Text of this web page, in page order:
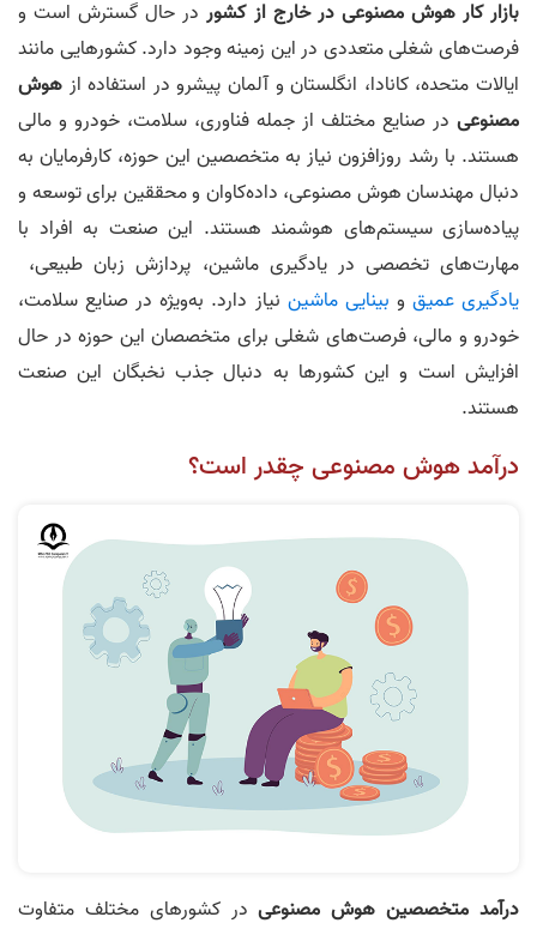
بازار کار هوش مصنوعی در خارج از کشوردر حال گسترش است و
فرصت‌های شغلی متعددی در این زمینه وجود دارد. کشورهایی مانند
ایالات متحده، کانادا، انگلستان و آلمان پیشرو در استفاده از هوش
مصنوعی در صنایع مختلف از جمله فناوری، سلامت، خودرو و مالی
هستند. با رشد روزافزون نیاز به متخصصین این حوزه، کارفرمایان به
دنبال مهندسان هوش مصنوعی، داده‌کاوان و محققین برای توسعه و
پیاده‌سازی سیستم‌های هوشمند هستند. این صنعت به افراد با
مهارت‌های تخصصی در یادگیری ماشین، پردازش زبان طبیعی،
یادگیری عمیق و بینایی ماشین نیاز دارد. به‌ویژه در صنایع سلامت،
خودرو و مالی، فرصت‌های شغلی برای متخصصان این حوزه در حال
افزایش است و این کشورها به دنبال جذب نخبگان این صنعت
هستند.
درآمد هوش مصنوعی چقدر است؟
درآمد متخصصین هوش مصنوعیدر کشورهای مختلف متفاوت